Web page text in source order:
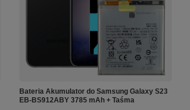
Bateria Akumulator do Samsung Galaxy S23
EB-BS912ABY 3785 mAh + Taśma